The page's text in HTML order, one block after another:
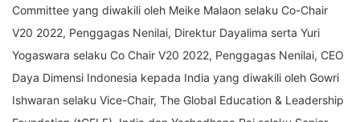
Committee yang diwakili oleh Meike Malaon selaku Co-Chair
V20 2022, Penggagas Nenilai, Direktur Dayalima serta Yuri
Yogaswara selaku Co Chair V20 2022, Penggagas Nenilai, CEO
Daya Dimensi Indonesia kepada India yang diwakili oleh Gowri
Ishwaran selaku Vice-Chair, The Global Education & Leadership